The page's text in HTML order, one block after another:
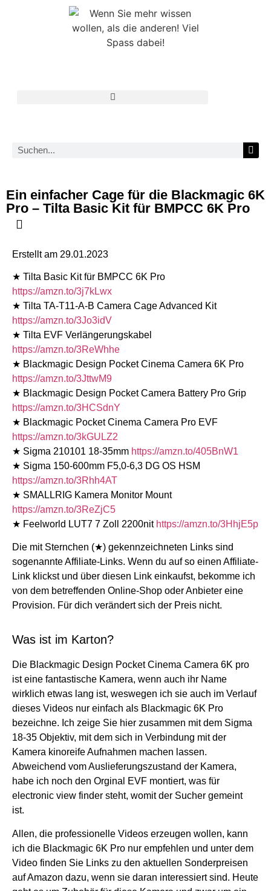
Ein einfacher Cage für die Blackmagic 6K
Pro – Tilta Basic Kit für BMPCC 6K Pro
Erstellt am 29.01.2023
★ Tilta Basic Kit für BMPCC 6K Pro
https://amzn.to/3j7kLwx
★ Tilta TA-T11-A-B Camera Cage Advanced Kit
https://amzn.to/3Jo3idV
★ Tilta EVF Verlängerungskabel
https://amzn.to/3ReWhhe
★ Blackmagic Design Pocket Cinema Camera 6K Pro
https://amzn.to/3JttwM9
★ Blackmagic Design Pocket Camera Battery Pro Grip
https://amzn.to/3HCSdnY
★ Blackmagic Pocket Cinema Camera Pro EVF
https://amzn.to/3kGULZ2
★ Sigma 210101 18-35mm https://amzn.to/405BnW1
★ Sigma 150-600mm F5,0-6,3 DG OS HSM
https://amzn.to/3Rhh4AT
★ SMALLRIG Kamera Monitor Mount
https://amzn.to/3ReZjC5
★ Feelworld LUT7 7 Zoll 2200nit https://amzn.to/3HhjE5p
Die mit Sternchen (★) gekennzeichneten Links sind
sogenannte Affiliate-Links. Wenn du auf so einen Affiliate-
Link klickst und über diesen Link einkaufst, bekomme ich
von dem betreffenden Online-Shop oder Anbieter eine
Provision. Für dich verändert sich der Preis nicht.
Was ist im Karton?
Die Blackmagic Design Pocket Cinema Camera 6K pro
ist eine fantastische Kamera, wenn auch ihr Name
wirklich etwas lang ist, weswegen ich sie auch im Verlauf
dieses Videos nur einfach als Blackmagic 6K Pro
bezeichne. Ich zeige Sie hier zusammen mit dem Sigma
18-35 Objektiv, mit dem sich in Verbindung mit der
Kamera kinoreife Aufnahmen machen lassen.
Abweichend vom Auslieferungszustand der Kamera,
habe ich noch den Orginal EVF montiert, was für
electronic view finder steht, womit der Sucher gemeint
ist.
Allen, die professionelle Videos erzeugen wollen, kann
ich die Blackmagic 6K Pro nur empfehlen und unter dem
Video finden Sie Links zu den aktuellen Sonderpreisen
auf Amazon dazu, wenn sie daran interessiert sind. Heute